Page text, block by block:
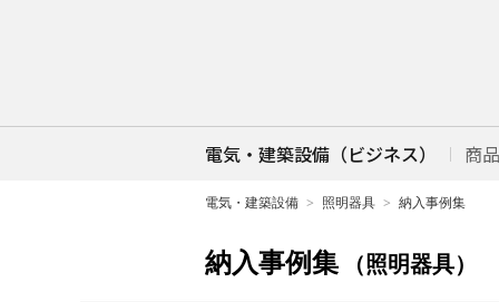
電気・建築設備（ビジネス） 商
電気・建築設備 照明器具 納入事例集
納入事例集 （照明器具）